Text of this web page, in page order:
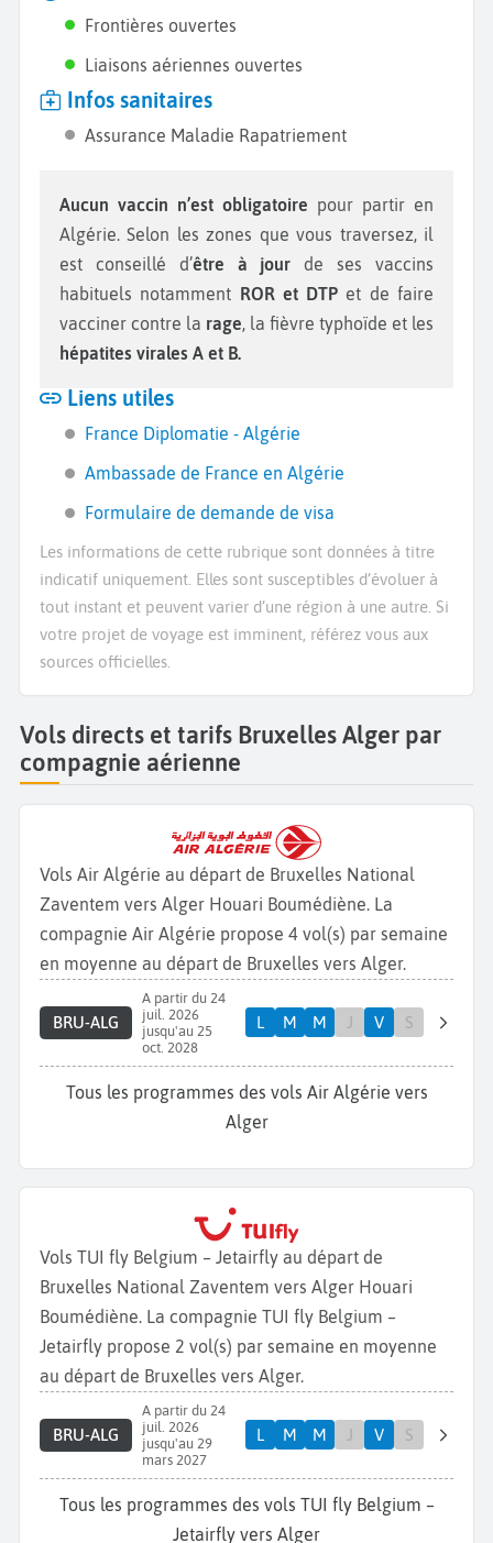
Frontières ouvertes
Liaisons aériennes ouvertes
Infos sanitaires
Assurance Maladie Rapatriement
Aucun vaccin n’est obligatoire pour partir en
Algérie. Selon les zones que vous traversez, il
est conseillé d’être à jour de ses vaccins
habituels notamment
ROR et DTP et de faire
vacciner contre la rage, la fièvre typhoïde et les
hépatites virales A et B.
Liens utiles
France Diplomatie - Algérie
Ambassade de France en Algérie
Formulaire de demande de visa
Les informations de cette rubrique sont données à titre
indicatif uniquement. Elles sont susceptibles d’évoluer à
tout instant et peuvent varier d’une région à une autre. Si
votre projet de voyage est imminent, référez vous aux
sources officielles.
Vols directs et tarifs Bruxelles Alger par
compagnie aérienne
Vols Air Algérie au départ de Bruxelles National
Zaventem vers Alger Houari Boumédiène. La
compagnie Air Algérie propose 4 vol(s) par semaine
en moyenne au départ de Bruxelles vers Alger.
BRU-ALG
A partir du 24
juil. 2026
jusqu'au 25
oct. 2028
L M M J V S
Tous les programmes des vols Air Algérie vers
Alger
Vols TUI fly Belgium – Jetairfly au départ de
Bruxelles National Zaventem vers Alger Houari
Boumédiène. La compagnie TUI fly Belgium –
Jetairfly propose 2 vol(s) par semaine en moyenne
au départ de Bruxelles vers Alger.
BRU-ALG
A partir du 24
juil. 2026
jusqu'au 29
mars 2027
L M M J V S
Tous les programmes des vols TUI fly Belgium –
Jetairfly vers Alger